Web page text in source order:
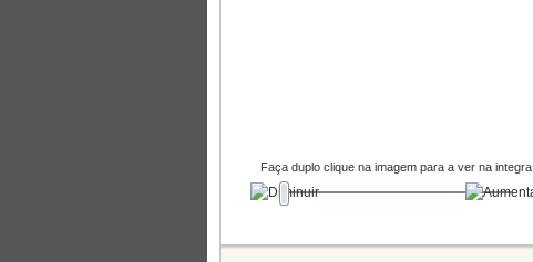
Faça duplo clique na imagem para a ver na integra